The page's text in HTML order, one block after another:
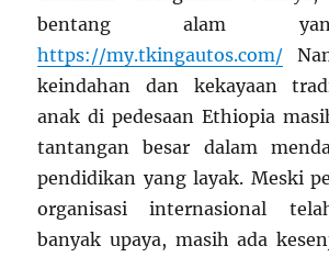
bentang alam
https://my.tkingautos.com/
keindahan dan kekayaan
anak di pedesaan Ethiopia
tantangan besar dalam
pendidikan yang layak. Meski
organisasi internasional
banyak upaya, masih ada